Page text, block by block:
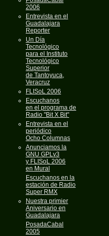
2006
Entrevista en el
Guadalajara
Reporter
Un Día
Tecnológico
para el Instituto
Tecnológico
Superior
de Tantoyuca,
Veracruz
FLISoL 2006
Escuchanos
en el programa de
Radio "Bit X Bit"
Entrevista en el
periódico
Ocho Columnas
Anunciamos la
GNU GPLv3
y FLISoL 2006
en Mural
Escuchanos en la
estación de Radio
Super RMX
Nuestra primier
Aniversario en
Guadalajara
PosadaCabal
2005